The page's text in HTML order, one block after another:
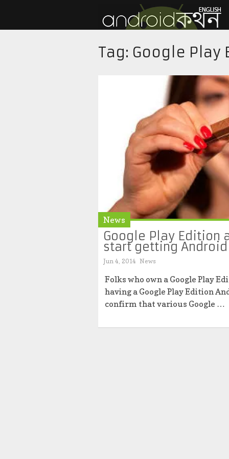
Tag: Google Play
News
Google Play Edition
start getting Android
Jun 4, 2014 News
Folks who own a Google Play
having a Google Play Edition
confirm that various Google …